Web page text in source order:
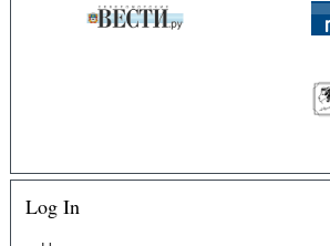
Log In